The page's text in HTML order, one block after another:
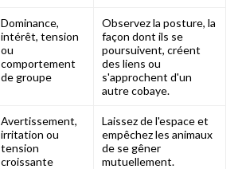
Dominance,
intérêt, tension
ou
comportement
de groupe
Observez la posture, la
façon dont ils se
poursuivent, créent
des liens ou
s'approchent d'un
autre cobaye.
Avertissement,
irritation ou
tension
croissante
Laissez de l'espace et
empêchez les animaux
de se gêner
mutuellement.